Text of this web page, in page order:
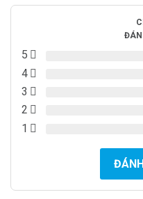
5
4
3
2
1